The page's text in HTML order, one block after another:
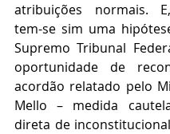
atribuições normais.
tem-se sim uma
Supremo Tribunal
oportunidade de
acordão relatado pelo
Mello – medida
direta de